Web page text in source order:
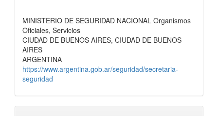
MINISTERIO DE SEGURIDAD NACIONAL Organismos
Oficiales, Servicios
CIUDAD DE BUENOS AIRES, CIUDAD DE BUENOS
AIRES
ARGENTINA
https://www.argentina.gob.ar/seguridad/secretaria-
seguridad